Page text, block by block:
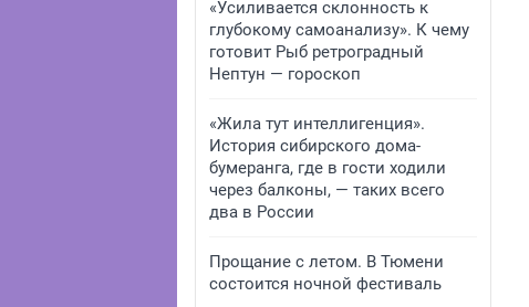
«Усиливается склонность к
глубокому самоанализу». К чему
готовит Рыб ретроградный
Нептун — гороскоп
«Жила тут интеллигенция».
История сибирского дома-
бумеранга, где в гости ходили
через балконы, — таких всего
два в России
Прощание с летом. В Тюмени
состоится ночной фестиваль